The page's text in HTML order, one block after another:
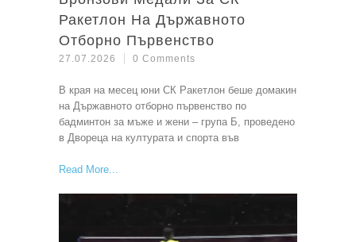
Ракетлон На Държавното
Отборно Първенство
27.07.2026 0 Comments
В края на месец юни СК Ракетлон беше домакин
на Държавното отборно първенство по
бадминтон за мъже и жени – група Б, проведено
в Двореца на културата и спорта във
Read More